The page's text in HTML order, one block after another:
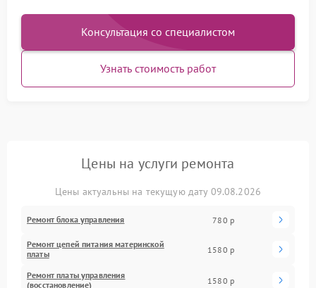
Консультация со специалистом
Узнать стоимость работ
Цены на услуги ремонта
Цены актуальны на текущую дату 09.08.2026
Ремонт блока управления 780 р
Ремонт цепей питания материнской
платы
1580 р
Ремонт платы управления
(восстановление)
1580 р